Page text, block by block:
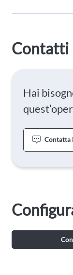
Contatti
Hai
Contatta